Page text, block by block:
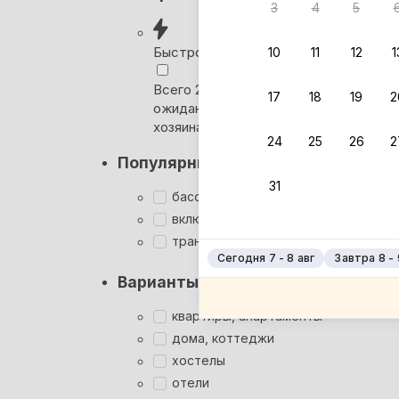
3 4 5
10 11 12
17 18 19
24 25 26
31
Сегодня 7 - 8 авг Завтра 8 -
Быстрое бронирование
Всего 2 минуты, без
ожидания ответа от
хозяина
Популярные фильтры
бассейн
включён завтрак
трансфер
Варианты размещения
квартиры, апартаменты
дома, коттеджи
хостелы
отели
Вернём